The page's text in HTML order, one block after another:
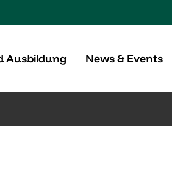
Ausbildung News & Events